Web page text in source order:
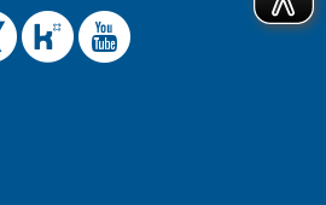
Offizielle
Offizielle